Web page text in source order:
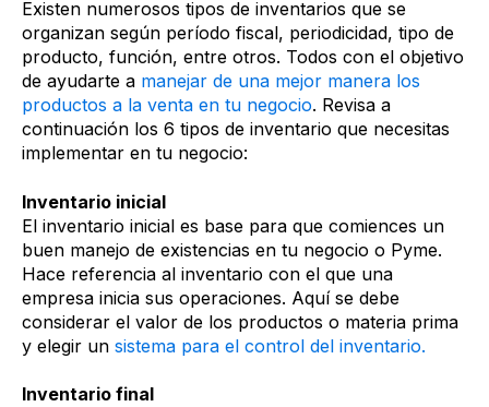
Existen numerosos tipos de inventarios que se
organizan según período fiscal, periodicidad, tipo de
producto, función, entre otros. Todos con el objetivo
de ayudarte a manejar de una mejor manera los
productos a la venta en tu negocio. Revisa a
continuación los 6 tipos de inventario que necesitas
implementar en tu negocio:
Inventario inicial
El inventario inicial es base para que comiences un
buen manejo de existencias en tu negocio o Pyme.
Hace referencia al inventario con el que una
empresa inicia sus operaciones. Aquí se debe
considerar el valor de los productos o materia prima
y elegir un sistema para el control del inventario.
Inventario final